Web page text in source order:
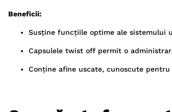
Beneficii:
Susține funcțiile optime ale sistemului
Capsulele twist off permit o
Conține afine uscate, cunoscute